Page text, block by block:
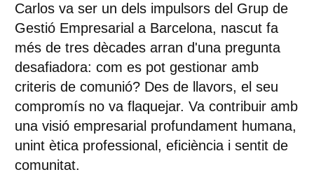
Carlos va ser un dels impulsors del Grup de
Gestió Empresarial a Barcelona, nascut fa
més de tres dècades arran d'una pregunta
desafiadora: com es pot gestionar amb
criteris de comunió? Des de llavors, el seu
compromís no va flaquejar. Va contribuir amb
una visió empresarial profundament humana,
unint ètica professional, eficiència i sentit de
comunitat.